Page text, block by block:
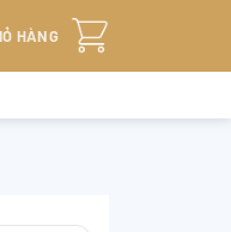
HÀNG